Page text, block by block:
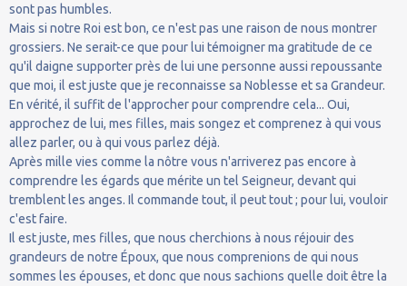
sont pas humbles.
Mais si notre Roi est bon, ce n'est pas une raison de nous montrer
grossiers. Ne serait-ce que pour lui témoigner ma gratitude de ce
qu'il daigne supporter près de lui une personne aussi repoussante
que moi, il est juste que je reconnaisse sa Noblesse et sa Grandeur.
En vérité, il suffit de l'approcher pour comprendre cela... Oui,
approchez de lui, mes filles, mais songez et comprenez à qui vous
allez parler, ou à qui vous parlez déjà.
Après mille vies comme la nôtre vous n'arriverez pas encore à
comprendre les égards que mérite un tel Seigneur, devant qui
tremblent les anges. Il commande tout, il peut tout ; pour lui, vouloir
c'est faire.
Il est juste, mes filles, que nous cherchions à nous réjouir des
grandeurs de notre Époux, que nous comprenions de qui nous
sommes les épouses, et donc que nous sachions quelle doit être la